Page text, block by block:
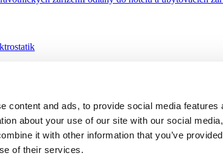
content and ads, to provide social media features
about your use of our site with our social
it with other information that you’ve
of their services.
Etický kodex a Tell us